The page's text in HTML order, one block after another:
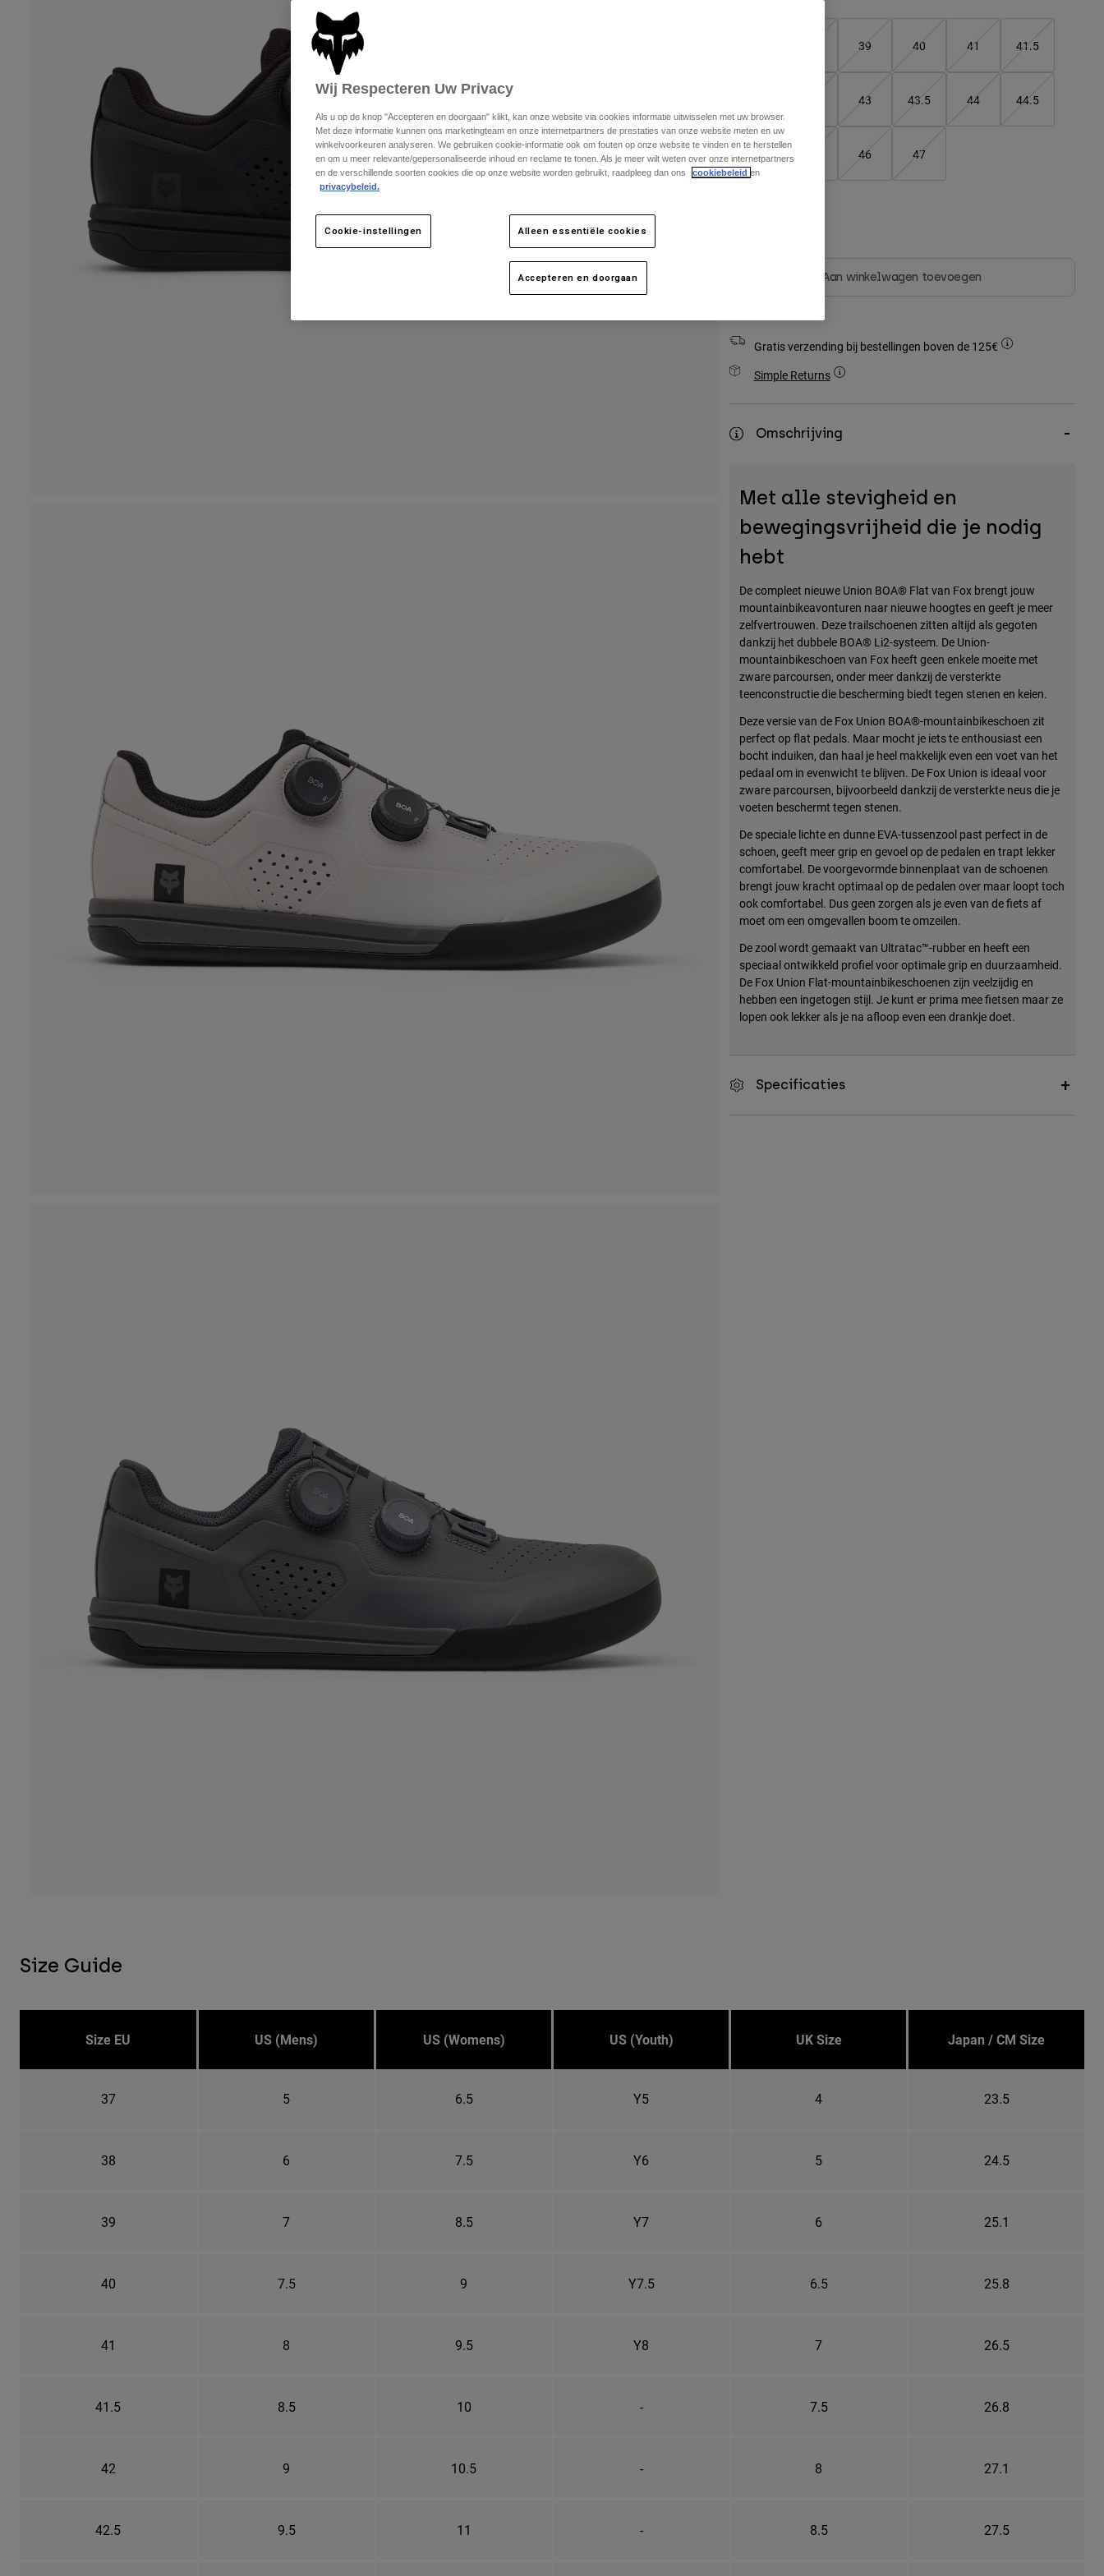
39 40 41 41.5
43 43.5 44 44.5
45 46 47
Aan winkelwagen toevoegen
Gratis verzending bij bestellingen boven de 125€
Simple Returns
Omschrijving
Met alle stevigheid en
bewegingsvrijheid die je nodig
hebt
De compleet nieuwe Union BOA® Flat van Fox brengt jouw
mountainbikeavonturen naar nieuwe hoogtes en geeft je meer
zelfvertrouwen. Deze trailschoenen zitten altijd als gegoten
dankzij het dubbele BOA® Li2-systeem. De Union-
mountainbikeschoen van Fox heeft geen enkele moeite met
zware parcoursen, onder meer dankzij de versterkte
teenconstructie die bescherming biedt tegen stenen en keien.
Deze versie van de Fox Union BOA®-mountainbikeschoen zit
perfect op flat pedals. Maar mocht je iets te enthousiast een
bocht induiken, dan haal je heel makkelijk even een voet van het
pedaal om in evenwicht te blijven. De Fox Union is ideaal voor
zware parcoursen, bijvoorbeeld dankzij de versterkte neus die je
voeten beschermt tegen stenen.
De speciale lichte en dunne EVA-tussenzool past perfect in de
schoen, geeft meer grip en gevoel op de pedalen en trapt lekker
comfortabel. De voorgevormde binnenplaat van de schoenen
brengt jouw kracht optimaal op de pedalen over maar loopt toch
ook comfortabel. Dus geen zorgen als je even van de fiets af
moet om een omgevallen boom te omzeilen.
De zool wordt gemaakt van Ultratac™-rubber en heeft een
speciaal ontwikkeld profiel voor optimale grip en duurzaamheid.
De Fox Union Flat-mountainbikeschoenen zijn veelzijdig en
hebben een ingetogen stijl. Je kunt er prima mee fietsen maar ze
lopen ook lekker als je na afloop even een drankje doet.
Specificaties
Size Guide
Size EU US (Mens) US (Womens) US (Youth) UK Size Japan / CM Size
37 5 6.5 Y5 4 23.5
38 6 7.5 Y6 5 24.5
39 7 8.5 Y7 6 25.1
40 7.5 9 Y7.5 6.5 25.8
41 8 9.5 Y8 7 26.5
41.5 8.5 10 - 7.5 26.8
42 9 10.5 - 8 27.1
42.5 9.5 11 - 8.5 27.5
Wij Respecteren Uw Privacy
Als u op de knop "Accepteren en doorgaan" klikt, kan onze website via cookies informatie uitwisselen met uw browser.
Met deze informatie kunnen ons marketingteam en onze internetpartners de prestaties van onze website meten en uw
winkelvoorkeuren analyseren. We gebruiken cookie-informatie ook om fouten op onze website te vinden en te herstellen
en om u meer relevante/gepersonaliseerde inhoud en reclame te tonen. Als je meer wilt weten over onze internetpartners
en de verschillende soorten cookies die op onze website worden gebruikt, raadpleeg dan ons
cookiebeleid en
privacybeleid.
Cookie-instellingen Alleen essentiële cookies
Accepteren en doorgaan